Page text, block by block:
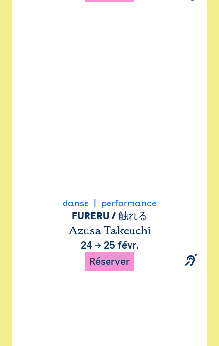
danse performance
FURERU / 触れる
Azusa Takeuchi
24→ 25 févr.
Réserver